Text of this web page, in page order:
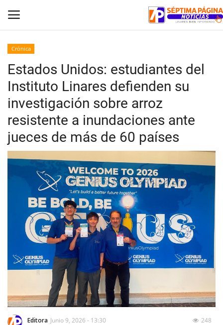
Inicio
Crónica
Policial
Tribunales
Deporte
Política
Espectáculos
Crónica
Estados Unidos: estudiantes del
Instituto Linares defienden su
investigación sobre arroz
resistente a inundaciones ante
jueces de más de 60 países
Editora Junio 9, 2026 - 13:30
248